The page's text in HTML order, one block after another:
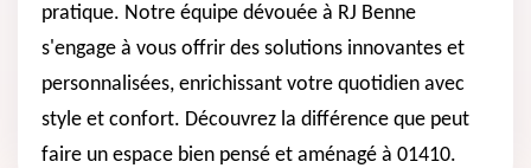
pratique. Notre équipe dévouée à RJ Benne
s'engage à vous offrir des solutions innovantes et
personnalisées, enrichissant votre quotidien avec
style et confort. Découvrez la différence que peut
faire un espace bien pensé et aménagé à 01410.